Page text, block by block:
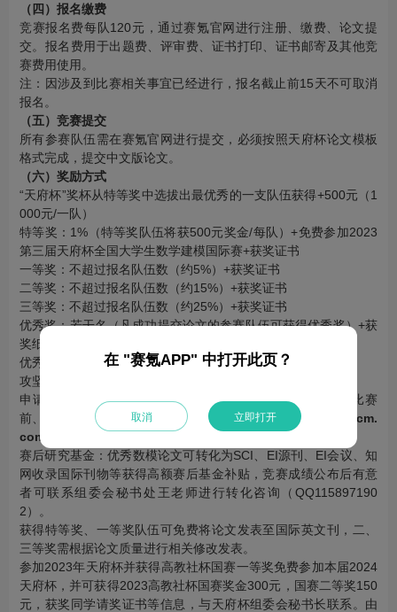
（四）报名缴费
竞赛报名费每队120元，通过赛氪官网进行注册、缴费、论文提
交。报名费用于出题费、评审费、证书打印、证书邮寄及其他竞
赛费用使用。
注：因涉及到比赛相关事宜已经进行，报名截止前15天不可取消
报名。
（五）竞赛提交
所有参赛队伍需在赛氪官网进行提交，必须按照天府杯论文模板
格式完成，提交中文版论文。
（六）奖励方式
“天府杯”奖杯从特等奖中选拔出最优秀的一支队伍获得+500元（1
000元/一队）
特等奖：1%（特等奖队伍将获500元奖金/每队）+免费参加2023
第三届天府杯全国大学生数学建模国际赛+获奖证书
一等奖：不超过报名队伍数（约5%）+获奖证书
二等奖：不超过报名队伍数（约15%）+获奖证书
三等奖：不超过报名队伍数（约25%）+获奖证书
优秀奖：若干名（凡成功提交论文的参赛队伍可获得优秀奖）+获
奖纸质证书
优秀指导老师、优秀组织单位
攻坚克难奖、披星戴月奖、深谋远虑奖
申请条件：赛后需提交相应材料（支撑材料包括文字描述+比赛
前、中、后照片等）至天府杯组委会官方邮箱（
service@tfmcm.
com
赛后研究基金：优秀数模论文可转化为SCI、EI源刊、EI会议、知
网收录国际刊物等获得高额赛后基金补贴，竞赛成绩公布后有意
者可联系组委会秘书处王老师进行转化咨询（QQ115897190
2）。
获得特等奖、一等奖队伍可免费将论文发表至国际英文刊，二、
三等奖需根据论文质量进行相关修改发表。
参加2023年天府杯并获得高教社杯国赛一等奖免费参加本届2024
天府杯，并可获得2023高教社杯国赛奖金300元，国赛二等奖150
元，获奖同学请奖证书等信息，与天府杯组委会秘书长联系。由
在 "赛氪APP" 中打开此页？
取消 立即打开